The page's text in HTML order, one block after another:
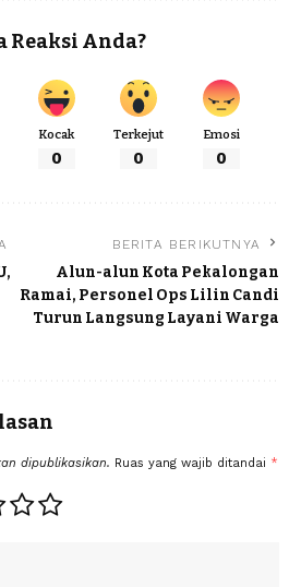
Reaksi Anda?
Kocak
0
Terkejut
0
Emosi
0
BERITA BERIKUTNYA
Alun-alun Kota Pekalongan
Ramai, Personel Ops Lilin Candi
Turun Langsung Layani Warga
dipublikasikan. Ruas yang wajib ditandai *